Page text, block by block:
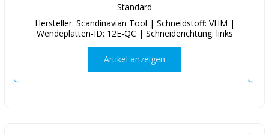
Standard
Hersteller: Scandinavian Tool | Schneidstoff: VHM |
Wendeplatten-ID: 12E-QC | Schneiderichtung: links
Artikel anzeigen